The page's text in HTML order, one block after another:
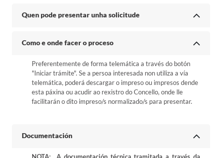
Quen pode presentar unha solicitude
Como e onde facer o proceso
Preferentemente de forma telemática a través do botón
"Iniciar trámite". Se a persoa interesada non utiliza a vía
telemática, poderá descargar o impreso ou impresos dende
esta páxina ou acudir ao rexistro do Concello, onde lle
facilitarán o dito impreso/s normalizado/s para presentar.
Documentación